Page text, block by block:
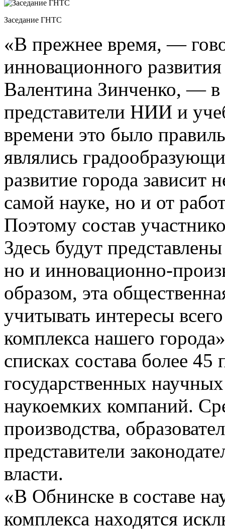
Заседание ГНТС
«В прежнее время, —
инновационного
Валентина Зинченко, —
представители НИИ и
времени это было
являлись
развитие города зависит
самой науке, но и от
Поэтому состав
Здесь будут
но и инновационно­-
образом, эта
учитывать интересы
комплекса нашего
списках состава более 45
государственных
наукоемких компаний.
производства,
представители
власти.
«В Обнинске в составе
комплекса находятся